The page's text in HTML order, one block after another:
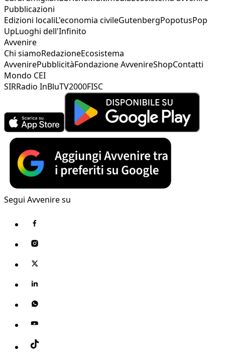
Pubblicazioni
Edizioni localiL'economia civileGutenbergPopotusPop
UpLuoghi dell'Infinito
Avvenire
Chi siamoRedazioneEcosistema
AvvenirePubblicitàFondazione AvvenireShopContatti
Mondo CEI
SIRRadio InBluTV2000FISC
Segui Avvenire su